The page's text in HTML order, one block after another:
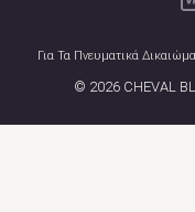
Για Τα Πνευματικά
© 2026 CHEVAL